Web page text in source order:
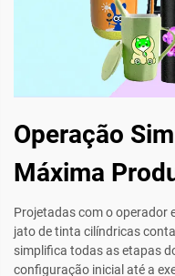
Operação
Máxima
Projetadas com o operador
jato de tinta cilíndricas
simplifica todas as etapas
configuração inicial até a